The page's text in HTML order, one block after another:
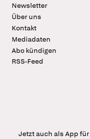
Newsletter
Über uns
Kontakt
Mediadaten
Abo kündigen
RSS-Feed
Jetzt auch als App für